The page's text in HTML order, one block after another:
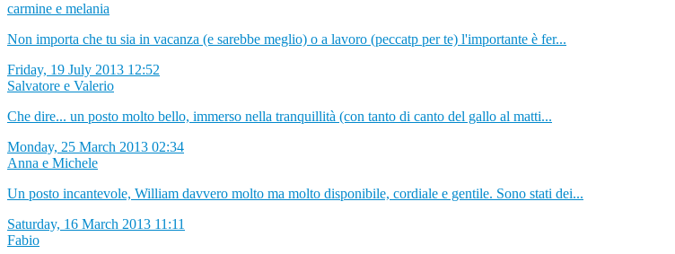
carmine e melania
Non importa che tu sia in vacanza (e sarebbe meglio) o a lavoro (peccatp per te) l'importante è fer...
Friday, 19 July 2013 12:52
Salvatore e Valerio
Che dire... un posto molto bello, immerso nella tranquillità (con tanto di canto del gallo al matti...
Monday, 25 March 2013 02:34
Anna e Michele
Un posto incantevole, William davvero molto ma molto disponibile, cordiale e gentile. Sono stati dei...
Saturday, 16 March 2013 11:11
Fabio